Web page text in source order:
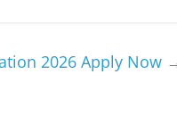
2026 Apply Now